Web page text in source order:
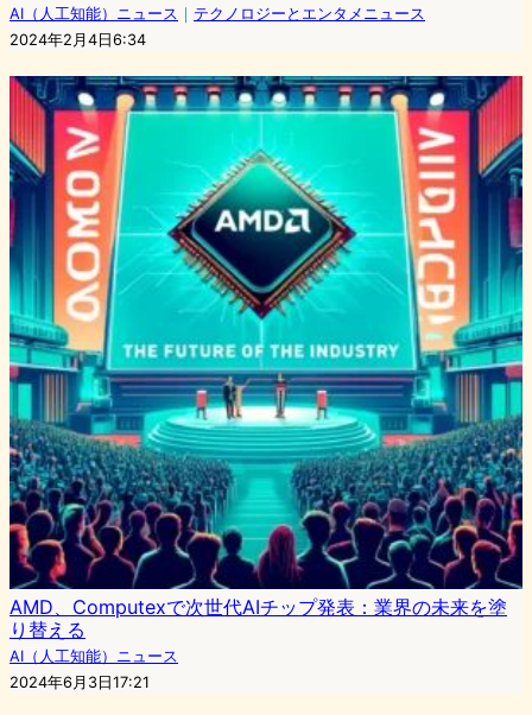
AI（人工知能）ニュース ｜ テクノロジーとエンタメニュース
2024年2月4日6:34
AMD、Computexで次世代AIチップ発表：業界の未来を塗
り替える
AI（人工知能）ニュース
2024年6月3日17:21